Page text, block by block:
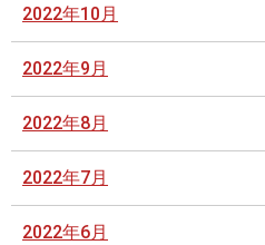
2022年10月
2022年9月
2022年8月
2022年7月
2022年6月